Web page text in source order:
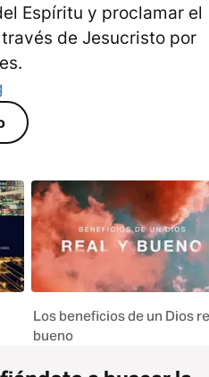
Espíritu y proclamar el
de Jesucristo por
Los beneficios de un Dios
bueno